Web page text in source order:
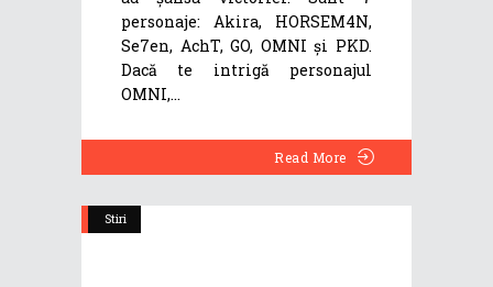
personaje: Akira, HORSEM4N,
Se7en, AchT, GO, OMNI și PKD.
Dacă te intrigă personajul
OMNI,
Read More
Stiri